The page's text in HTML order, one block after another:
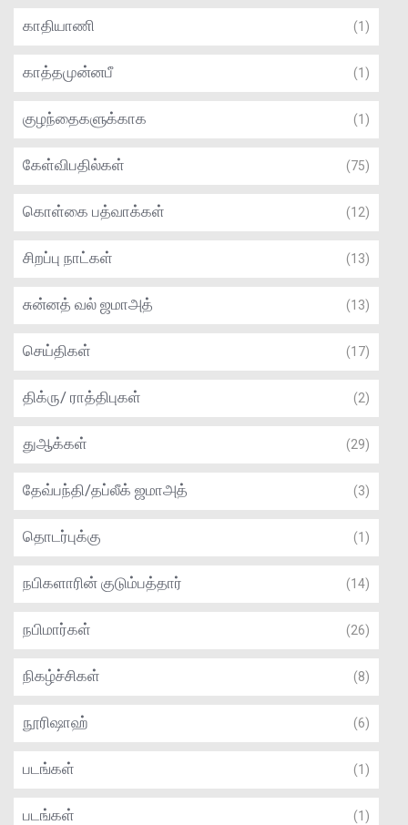
காதியாணி (1)
காத்தமுன்னபீ (1)
குழந்தைகளுக்காக (1)
கேள்விபதில்கள் (75)
கொள்கை பத்வாக்கள் (12)
சிறப்பு நாட்கள் (13)
சுன்னத் வல் ஜமாஅத் (13)
செய்திகள் (17)
திக்ரு/ ராத்திபுகள் (2)
துஆக்கள் (29)
தேவ்பந்தி/தப்லீக் ஜமாஅத் (3)
தொடர்புக்கு (1)
நபிகளாரின் குடும்பத்தார் (14)
நபிமார்கள் (26)
நிகழ்ச்சிகள் (8)
நூரிஷாஹ் (6)
படங்கள் (1)
படங்கள் (1)